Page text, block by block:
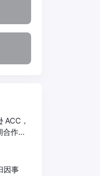
ACC，
作的
因事